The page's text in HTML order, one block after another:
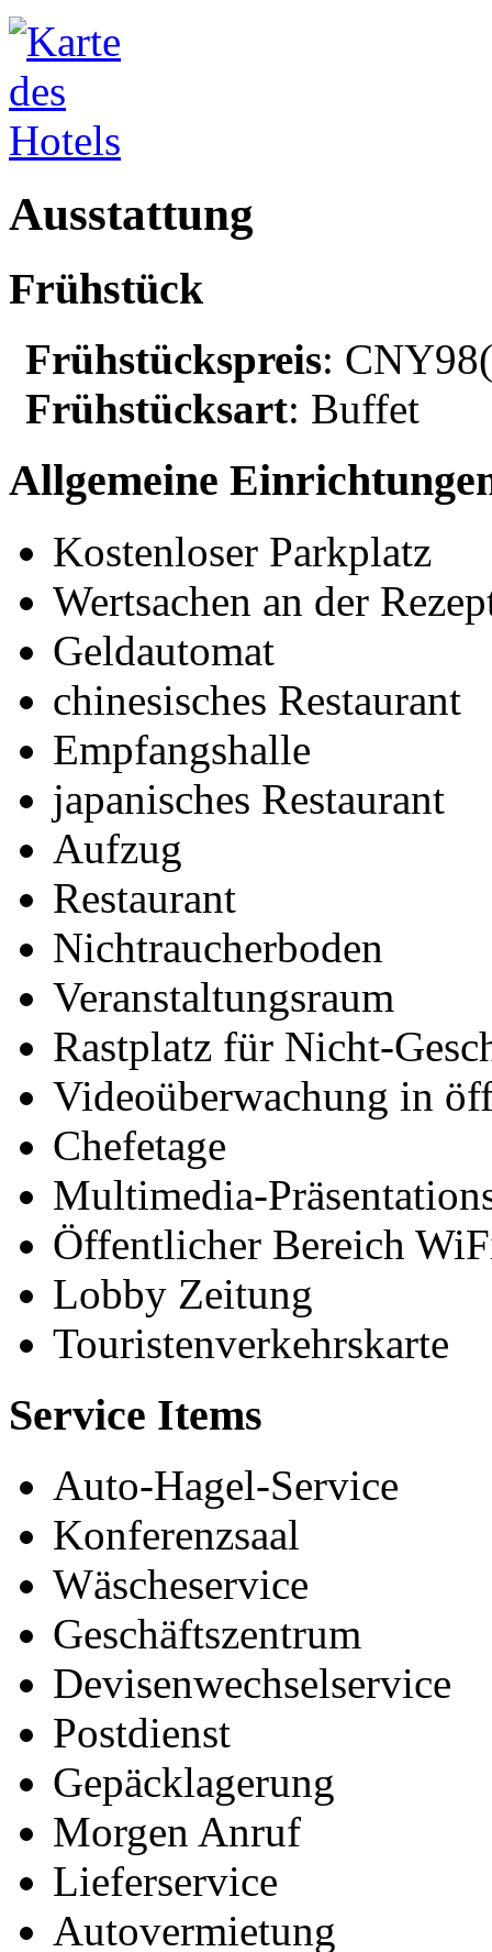
Ausstattung
Frühstück
Frühstückspreis:
Frühstücksart: Buffet
Allgemeine
Kostenloser Parkplatz
Wertsachen an der
Geldautomat
chinesisches Restaurant
Empfangshalle
japanisches Restaurant
Aufzug
Restaurant
Nichtraucherboden
Veranstaltungsraum
Rastplatz für Nicht-
Videoüberwachung in
Chefetage
Multimedia-
Öffentlicher Bereich
Lobby Zeitung
Touristenverkehrskarte
Service Items
Auto-Hagel-Service
Konferenzsaal
Wäscheservice
Geschäftszentrum
Devisenwechselservice
Postdienst
Gepäcklagerung
Morgen Anruf
Lieferservice
Autovermietung